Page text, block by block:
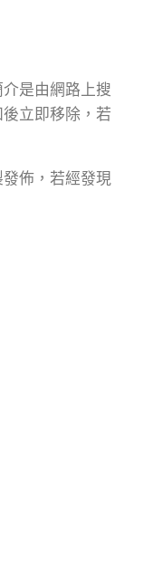
是由網路上搜
立即移除，若
佈，若經發現